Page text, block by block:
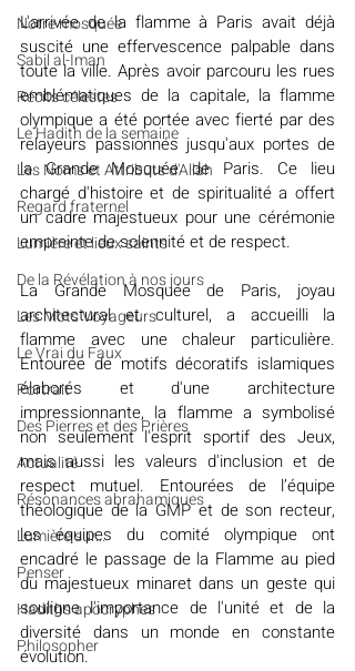
Notre mosquée
Sabil al-Iman
Récits célestes
Le Hadith de la semaine
Les Noms et Attributs d'Allah
Regard fraternel
Lumière et lieux saints
De la Révélation à nos jours
Les Mots Voyageurs
Le Vrai du Faux
Portrait
Des Pierres et des Prières
Actualité
Résonances abrahamiques
Lumière sur...
Penser
Hadiths apocryphes
Philosopher
L'arrivée de la flamme à Paris avait déjà
suscité une effervescence palpable dans
toute la ville. Après avoir parcouru les rues
emblématiques de la capitale, la flamme
olympique a été portée avec fierté par des
relayeurs passionnés jusqu'aux portes de
la Grande Mosquée de Paris. Ce lieu
chargé d'histoire et de spiritualité a offert
un cadre majestueux pour une cérémonie
empreinte de solennité et de respect.
La Grande Mosquée de Paris, joyau
architectural et culturel, a accueilli la
flamme avec une chaleur particulière.
Entourée de motifs décoratifs islamiques
élaborés et d'une architecture
impressionnante, la flamme a symbolisé
non seulement l'esprit sportif des Jeux,
mais aussi les valeurs d'inclusion et de
respect mutuel. Entourées de l’équipe
théologique de la GMP et de son recteur,
les équipes du comité olympique ont
encadré le passage de la Flamme au pied
du majestueux minaret dans un geste qui
souligne l'importance de l'unité et de la
diversité dans un monde en constante
évolution.